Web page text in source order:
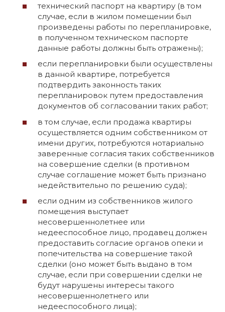
технический паспорт на квартиру (в том
случае, если в жилом помещении был
произведены работы по перепланировке,
в полученном техническом паспорте
данные работы должны быть отражены);
если перепланировки были осуществлены
в данной квартире, потребуется
подтвердить законность таких
перепланировок путем предоставления
документов об согласовании таких работ;
в том случае, если продажа квартиры
осуществляется одним собственником от
имени других, потребуются нотариально
заверенные согласия таких собственников
на совершение сделки (в противном
случае соглашение может быть признано
недействительно по решению суда);
если одним из собственников жилого
помещения выступает
несовершеннолетнее или
недееспособное лицо, продавец должен
предоставить согласие органов опеки и
попечительства на совершение такой
сделки (оно может быть выдано в том
случае, если при совершении сделки не
будут нарушены интересы такого
несовершеннолетнего или
недееспособного лица);